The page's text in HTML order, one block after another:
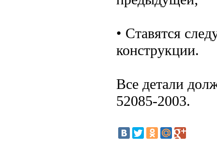
• Ставятся
конструкции.
Все детали
52085-2003.